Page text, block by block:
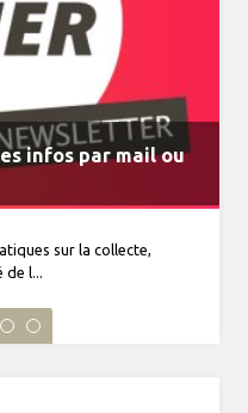
infos par mail ou
sur la collecte,
de l...
dans la
19 septembre 2026